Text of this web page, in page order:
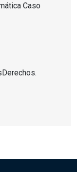
Caso